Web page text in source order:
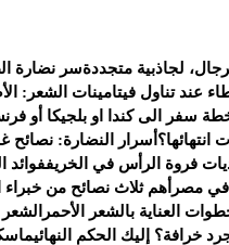
لجاذبية متجددةسر نضارة
عند تناول فيتامينات الشعر:
سفر الى كندا او بلجيكا أو
أسرار النضارة: نصائح
فروة الرأس في الخريففوائد
في مصر أهم ثلاث نصائح من خبراء
العناية بالشعر الأحمر
خرافة؟ إليك الحكم النهائي